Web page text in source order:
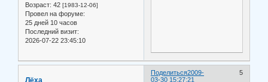
Возраст: 42 [1983-12-06]
Провел на форуме:
25 дней 10 часов
Последний визит:
2026-07-22 23:45:10
Поделиться 5
2009-
03-30 15:27:21
Лёха